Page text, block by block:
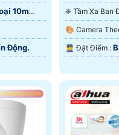
10m
Động.
Ngoại Smart
🎨 Camera
️👮 Đặt Điểm :